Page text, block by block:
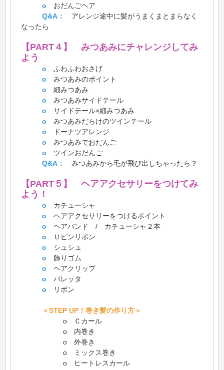
o おだんごヘア
Q&A：
アレンジ途中に髪がうまくまとまらなく
なったら
【PART４】 みつあみにチャレンジしてみ
よう
o ふわふわおさげ
o みつあみのポイント
o 細みつあみ
o みつあみサイドテール
o サイドテール×細みつあみ
o みつあみだらけのツインテール
o ドーナツアレンジ
o みつあみでおだんご
o ツインおだんご
Q&A：
みつあみから毛が飛び出しちゃったら？
【PART５】 ヘアアクセサリーをつけてみ
よう！
o カチューシャ
o ヘアアクセサリーをつけるポイント
o ヘアバンド / カチューシャ２本
o Ｕピンリボン
o シュシュ
o 飾りゴム
o ヘアクリップ
o バレッタ
o リボン
＜STEP UP！巻き髪の作り方＞
o Ｃカール
o 内巻き
o 外巻き
o ミックス巻き
o ヒートレスカール